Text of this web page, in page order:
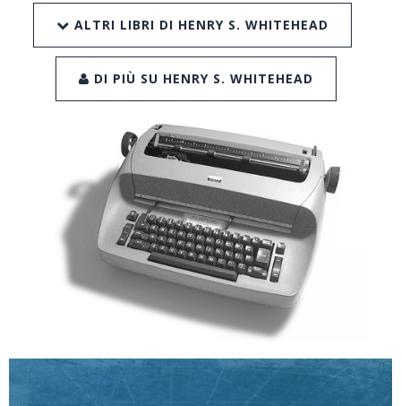
ALTRI LIBRI DI HENRY S. WHITEHEAD
DI PIÙ SU HENRY S. WHITEHEAD